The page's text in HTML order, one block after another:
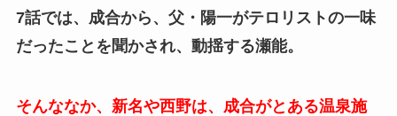
7話では、成合から、父・陽一がテロリストの一味
だったことを聞かされ、動揺する瀬能。
そんななか、新名や西野は、成合がとある温泉施